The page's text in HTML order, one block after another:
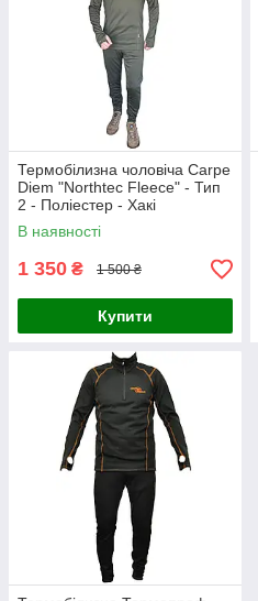
Термобілизна чоловіча Carpe
Diem "Northtec Fleece" - Тип
2 - Поліестер - Хакі
В наявності
1 350 ₴ 1 500 ₴
Купити